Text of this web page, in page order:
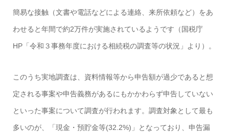
簡易な接触（文書や電話などによる連絡、来所依頼など）をあ
わせると年間で約2万件が実施されているようです（国税庁
HP「令和３事務年度における相続税の調査等の状況」より）。
このうち実地調査は、資料情報等から申告額が過少であると想
定される事案や申告義務があるにもかかわらず申告していない
といった事案について調査が行われます。調査対象として最も
多いのが、「現金・預貯金等(32.2%)」となっており、 申告漏